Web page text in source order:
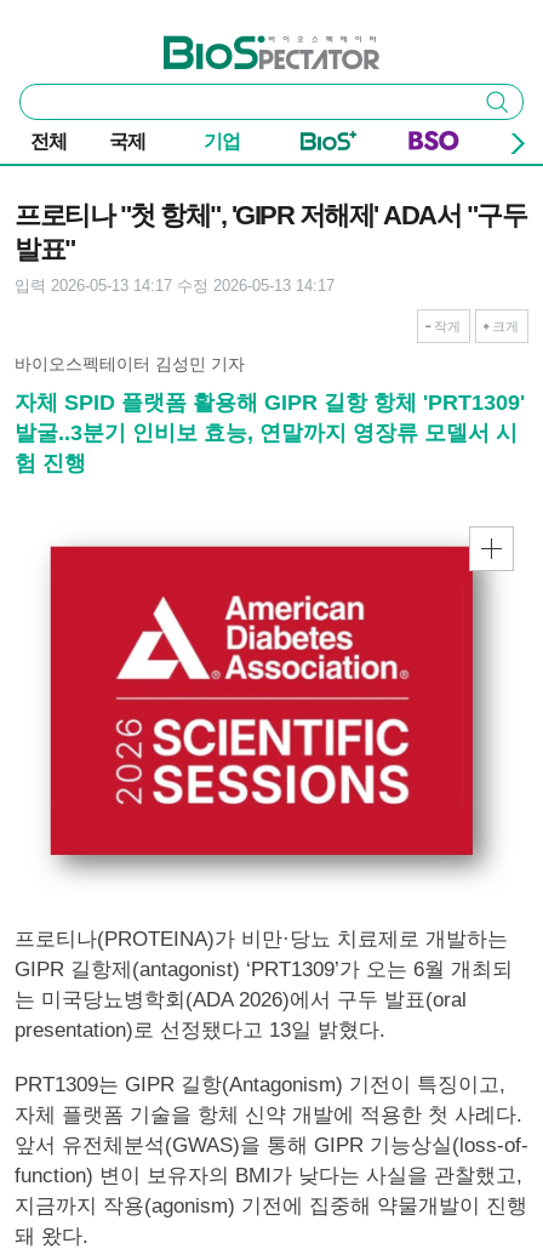
바이오스펙테이터
통
합
검
색
검색
전체 국제 기업
프로티나 "첫 항체", 'GIPR 저해제' ADA서 "구두
발표"
입력 2026-05-13 14:17 수정 2026-05-13 14:17
작게 크게
바이오스펙테이터 김성민 기자
자체 SPID 플랫폼 활용해 GIPR 길항 항체 'PRT1309'
발굴..3분기 인비보 효능, 연말까지 영장류 모델서 시
험 진행
프로티나(PROTEINA)가 비만·당뇨 치료제로 개발하는
GIPR 길항제(antagonist) ‘PRT1309’가 오는 6월 개최되
는 미국당뇨병학회(ADA 2026)에서 구두 발표(oral
presentation)로 선정됐다고 13일 밝혔다.
PRT1309는 GIPR 길항(Antagonism) 기전이 특징이고,
자체 플랫폼 기술을 항체 신약 개발에 적용한 첫 사례다.
앞서 유전체분석(GWAS)을 통해 GIPR 기능상실(loss-of-
function) 변이 보유자의 BMI가 낮다는 사실을 관찰했고,
지금까지 작용(agonism) 기전에 집중해 약물개발이 진행
돼 왔다.